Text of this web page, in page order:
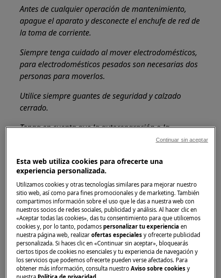
Antes de cualquier operación de mantenimiento,
apague el aparato y desconecte el enchufe de red de
la toma de corriente.
Siempre tenga cuidado al mover electrodomésticos,
para electrodomésticos pesados son necesarias dos
personas para moverlos.
Utilice siempre guantes de seguridad y calzado
cerrado.
Tenga en cuenta que la autoreparación o la
reparación no profesional pueden tener
correctamente.
Cómo desmontar y montar el cajón de
detergente
OBSERVACIÓN:
Las siguientes fotos son solo ilustrativas, pueden
diferir del modelo de su lavadora / lavadora
secadora.
Esta web utiliza cookies para ofrecerte una
experiencia personalizada.
Utilizamos cookies y otras tecnologías similares para mejorar nuestro
sitio web, así como para fines promocionales y de marketing. También
compartimos información sobre el uso que le das a nuestra web con
nuestros socios de redes sociales, publicidad y análisis. Al hacer clic en
«Aceptar todas las cookies», das tu consentimiento para que utilicemos
cookies y, por lo tanto, podamospersonalizar tu experienciaen
nuestra página web, realizarofertas especiales y ofrecerte publicidad
personalizada. Si haces clic en «Continuar sin aceptar», bloquearás
ciertos tipos de cookies no esenciales y tu experiencia de navegación y
los servicios que podemos ofrecerte pueden verse afectados. Para
obtener más información, consulta nuestroAviso sobre cookies y
nuestra Política de privacidad.
Continuar sin aceptar